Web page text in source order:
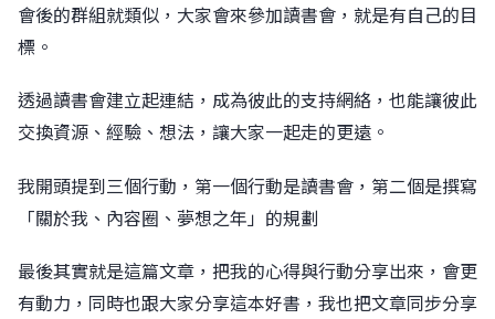
會後的群組就類似，大家會來參加讀書會，就是有自己的目
標。
󠀠透過讀書會建立起連結，成為彼此的支持網絡，也能讓彼此
交換資源、經驗、想法，讓大家一起走的更遠。
我開頭提到三個行動，第一個行動是讀書會，第二個是撰寫
「關於我、內容圈、夢想之年」的規劃
最後其實就是這篇文章，把我的心得與行動分享出來，會更
有動力，同時也跟大家分享這本好書，我也把文章同步分享